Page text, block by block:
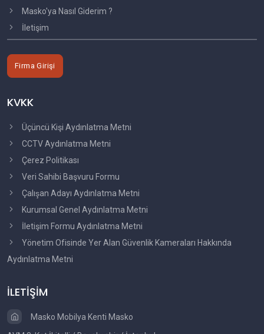
Masko'ya Nasıl Giderim ?
İletişim
Firma Girişi
KVKK
Üçüncü Kişi Aydınlatma Metni
CCTV Aydınlatma Metni
Çerez Politikası
Veri Sahibi Başvuru Formu
Çalışan Adayı Aydınlatma Metni
Kurumsal Genel Aydınlatma Metni
İletişim Formu Aydınlatma Metni
Yönetim Ofisinde Yer Alan Güvenlik Kameraları Hakkında
Aydınlatma Metni
İLETİŞİM
Masko Mobilya Kenti Masko